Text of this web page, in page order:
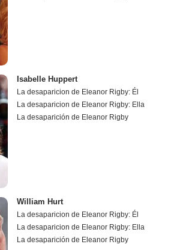
Isabelle Huppert
La desaparicion de Eleanor Rigby: Él
La desaparicion de Eleanor Rigby: Ella
La desaparición de Eleanor Rigby
William Hurt
La desaparicion de Eleanor Rigby: Él
La desaparicion de Eleanor Rigby: Ella
La desaparición de Eleanor Rigby